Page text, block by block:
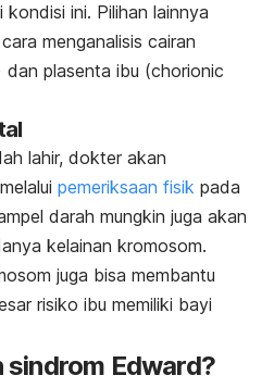
ini. Pilihan lainnya
menganalisis cairan
plasenta ibu (chorionic
lahir, dokter akan
pemeriksaan fisik pada
darah mungkin juga akan
kelainan kromosom.
juga bisa membantu
risiko ibu memiliki bayi
Edward?